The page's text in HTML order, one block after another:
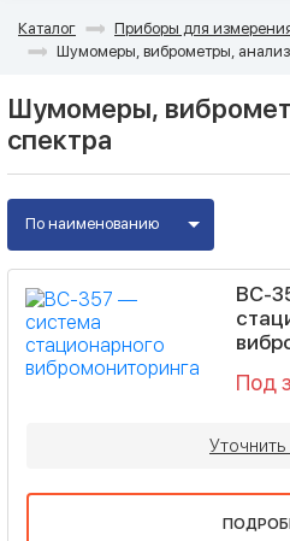
Каталог
Приборы для
Шумомеры, виброметры,
Шумомеры,
спектра
По наименованию
ВС-
Под